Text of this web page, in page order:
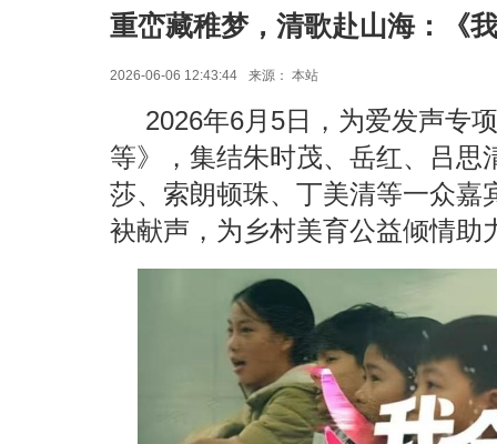
重峦藏稚梦，清歌赴山海：《
2026-06-06 12:43:44 来源： 本站
2026年6月5日，为爱发声专
等》，集结朱时茂、岳红、吕思
莎、索朗顿珠、丁美清等一众嘉
袂献声，为乡村美育公益倾情助